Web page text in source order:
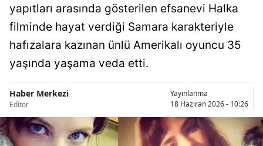
Artvin
Aydın
Balıkesir
Bilecik
Bitlis
yapıtları arasında gösterilen efsanevi Halka
filminde hayat verdiği Samara karakteriyle
hafızalara kazınan ünlü Amerikalı oyuncu 35
yaşında yaşama veda etti.
Haber Merkezi
Editör
Yayınlanma
18 Haziran 2026 - 10:26